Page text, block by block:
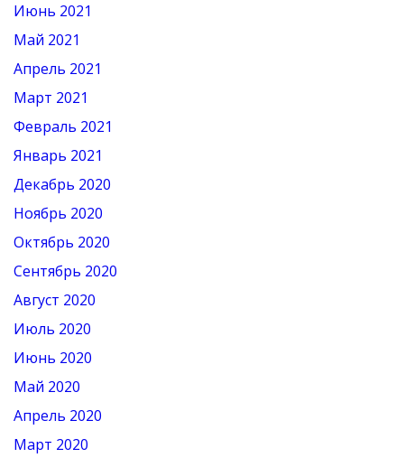
Июнь 2021
Май 2021
Апрель 2021
Март 2021
Февраль 2021
Январь 2021
Декабрь 2020
Ноябрь 2020
Октябрь 2020
Сентябрь 2020
Август 2020
Июль 2020
Июнь 2020
Май 2020
Апрель 2020
Март 2020